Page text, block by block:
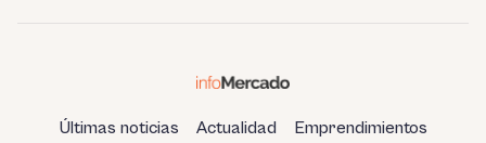
Últimas noticias Actualidad Emprendimientos